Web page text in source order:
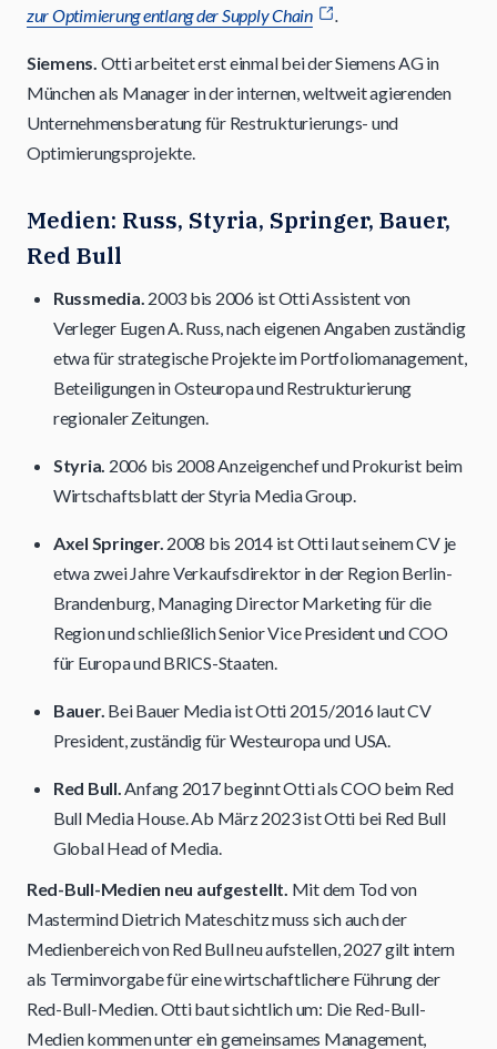
zur Optimierung entlang der Supply Chain
.
Siemens. Otti arbeitet erst einmal bei der Siemens AG in
München als Manager in der internen, weltweit agierenden
Unternehmensberatung für Restrukturierungs- und
Optimierungsprojekte.
Medien: Russ, Styria, Springer, Bauer,
Red Bull
Russmedia. 2003 bis 2006 ist Otti Assistent von
Verleger Eugen A. Russ, nach eigenen Angaben zuständig
etwa für strategische Projekte im Portfoliomanagement,
Beteiligungen in Osteuropa und Restrukturierung
regionaler Zeitungen.
Styria. 2006 bis 2008 Anzeigenchef und Prokurist beim
Wirtschaftsblatt der Styria Media Group.
Axel Springer. 2008 bis 2014 ist Otti laut seinem CV je
etwa zwei Jahre Verkaufsdirektor in der Region Berlin-
Brandenburg, Managing Director Marketing für die
Region und schließlich Senior Vice President und COO
für Europa und BRICS-Staaten.
Bauer. Bei Bauer Media ist Otti 2015/2016 laut CV
President, zuständig für Westeuropa und USA.
Red Bull.Anfang 2017 beginnt Otti als COO beim Red
Bull Media House. Ab März 2023 ist Otti bei Red Bull
Global Head of Media.
Red-Bull-Medien neu aufgestellt. Mit dem Tod von
Mastermind Dietrich Mateschitz muss sich auch der
Medienbereich von Red Bull neu aufstellen, 2027 gilt intern
als Terminvorgabe für eine wirtschaftlichere Führung der
Red-Bull-Medien. Otti baut sichtlich um: Die Red-Bull-
Medien kommen unter ein gemeinsames Management,